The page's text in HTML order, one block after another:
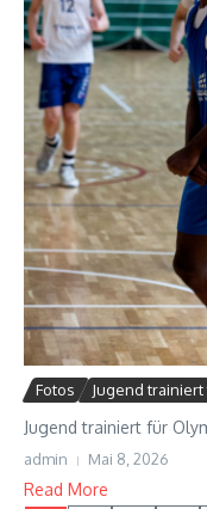
Fotos Jugend
Jugend trainiert für
admin Mai 8, 2026
Read More